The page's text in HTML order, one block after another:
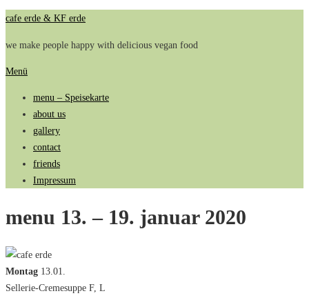
Zum
springen
cafe erde & KF erde
we make people happy with delicious vegan food
Menü
menu – Speisekarte
about us
gallery
contact
friends
Impressum
menu 13. – 19. januar 2020
Montag 13.01.
Sellerie-Cremesuppe F, L